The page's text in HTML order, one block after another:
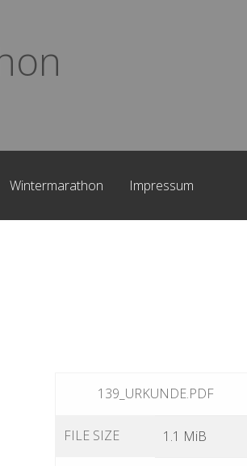
Wintermarathon Impressum
139_URKUNDE.PDF
FILE SIZE 1.1 MiB